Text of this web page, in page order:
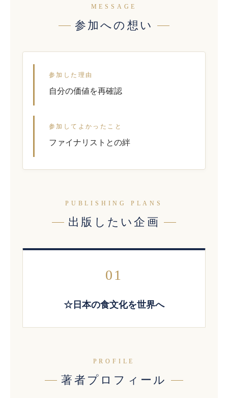
MESSAGE
参加への想い
参加した理由
自分の価値を再確認
参加してよかったこと
ファイナリストとの絆
PUBLISHING PLANS
出版したい企画
01
☆日本の食文化を世界へ
PROFILE
著者プロフィール